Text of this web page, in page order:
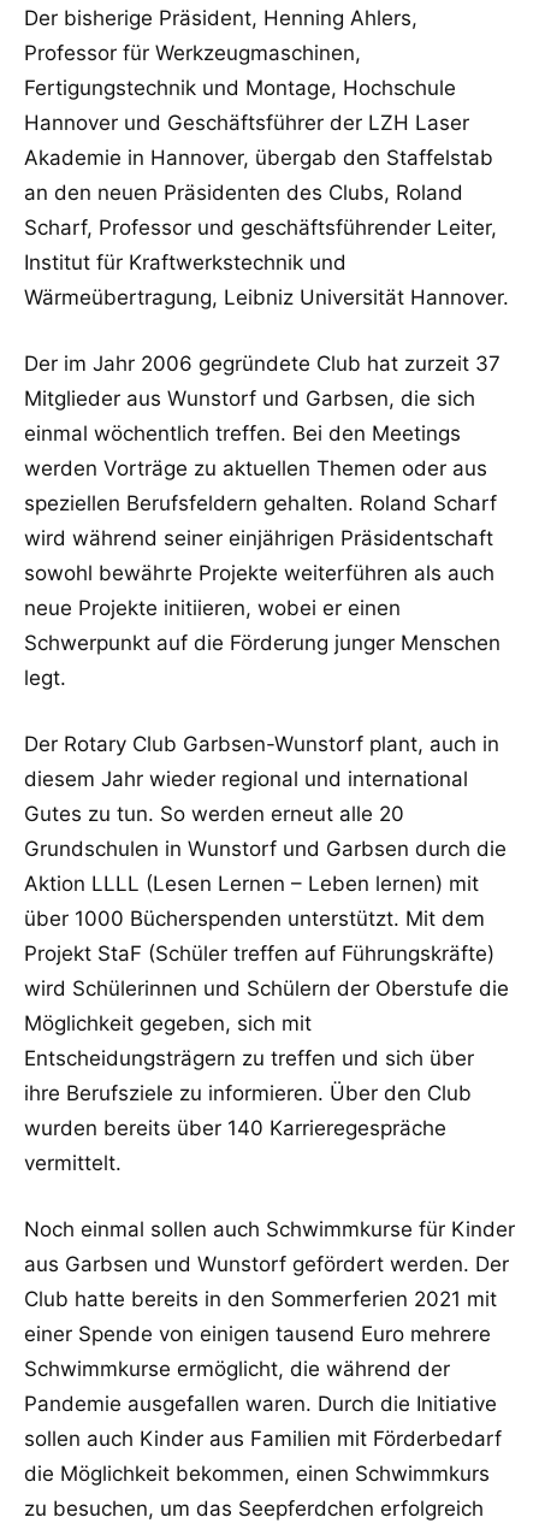
Der bisherige Präsident, Henning Ahlers,
Professor für Werkzeugmaschinen,
Fertigungstechnik und Montage, Hochschule
Hannover und Geschäftsführer der LZH Laser
Akademie in Hannover, übergab den Staffelstab
an den neuen Präsidenten des Clubs, Roland
Scharf, Professor und geschäftsführender Leiter,
Institut für Kraftwerkstechnik und
Wärmeübertragung, Leibniz Universität Hannover.
Der im Jahr 2006 gegründete Club hat zurzeit 37
Mitglieder aus Wunstorf und Garbsen, die sich
einmal wöchentlich treffen. Bei den Meetings
werden Vorträge zu aktuellen Themen oder aus
speziellen Berufsfeldern gehalten. Roland Scharf
wird während seiner einjährigen Präsidentschaft
sowohl bewährte Projekte weiterführen als auch
neue Projekte initiieren, wobei er einen
Schwerpunkt auf die Förderung junger Menschen
legt.
Der Rotary Club Garbsen-Wunstorf plant, auch in
diesem Jahr wieder regional und international
Gutes zu tun. So werden erneut alle 20
Grundschulen in Wunstorf und Garbsen durch die
Aktion LLLL (Lesen Lernen – Leben lernen) mit
über 1000 Bücherspenden unterstützt. Mit dem
Projekt StaF (Schüler treffen auf Führungskräfte)
wird Schülerinnen und Schülern der Oberstufe die
Möglichkeit gegeben, sich mit
Entscheidungsträgern zu treffen und sich über
ihre Berufsziele zu informieren. Über den Club
wurden bereits über 140 Karrieregespräche
vermittelt.
Noch einmal sollen auch Schwimmkurse für Kinder
aus Garbsen und Wunstorf gefördert werden. Der
Club hatte bereits in den Sommerferien 2021 mit
einer Spende von einigen tausend Euro mehrere
Schwimmkurse ermöglicht, die während der
Pandemie ausgefallen waren. Durch die Initiative
sollen auch Kinder aus Familien mit Förderbedarf
die Möglichkeit bekommen, einen Schwimmkurs
zu besuchen, um das Seepferdchen erfolgreich